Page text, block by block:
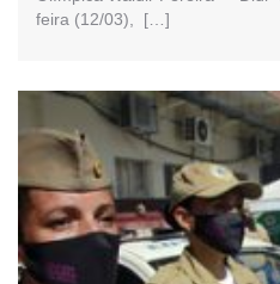
feira (12/03), […]